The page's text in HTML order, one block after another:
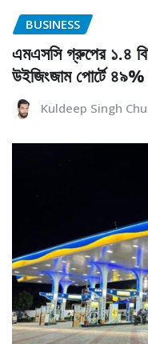
BUSINESS
এমএসসি গ্রুপের ১.৪
উইজিংজাম পোর্টে ৪৯%
Kuldeep Singh